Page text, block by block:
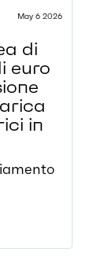
May 6 2026
di
euro
in